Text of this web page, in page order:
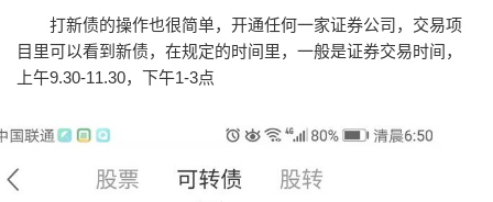
打新债的操作也很简单，开通任何一家证券公司，交易项
目里可以看到新债，在规定的时间里，一般是证券交易时间，
上午9.30-11.30，下午1-3点